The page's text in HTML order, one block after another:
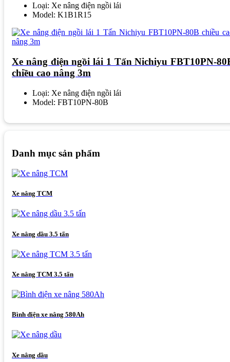
Loại: Xe nâng điện ngồi lái
Model: K1B1R15
Xe nâng điện ngồi lái 1 Tấn Nichiyu FBT10PN-
chiều cao nâng 3m
Loại: Xe nâng điện ngồi lái
Model: FBT10PN-80B
Danh mục sản phẩm
Xe nâng TCM
Xe nâng dầu 3.5 tấn
Xe nâng TCM 3.5 tấn
Bình điện xe nâng 580Ah
Xe nâng dầu